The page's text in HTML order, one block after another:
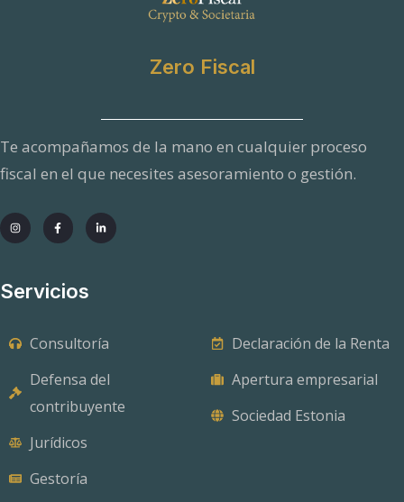
Zero Fiscal
Te acompañamos de la mano en cualquier proceso
fiscal en el que necesites asesoramiento o gestión.
Servicios
Consultoría
Defensa del
contribuyente
Jurídicos
Gestoría
Declaración de la Renta
Apertura empresarial
Sociedad Estonia